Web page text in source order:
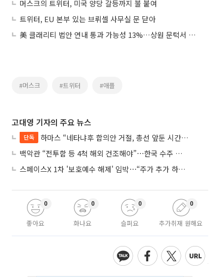
머스크의 트위터, 미국 양당 갈등까지 불 붙여
트위터, EU 본부 있는 브뤼셀 사무실 문 닫아
美 클래리티 법안 연내 통과 가능성 13%…상원 문턱서 제동
#머스크 #트위터 #애플
고대영 기자의 주요 뉴스
단독
하마스 “네타냐후 합의안 거절, 총선 앞둔 시간 끌기”
백악관 “전투함 등 4척 해외 건조해야”⋯한국 수주 기대
스페이스X 1차 '보호예수 해제' 임박⋯“주가 추가 하락 가능성”
좋아요
0
화나요
0
슬퍼요
0
추가취재 원해요
0